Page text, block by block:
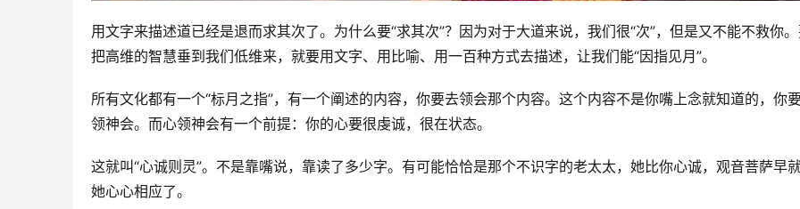
用文字来描述道已经是退而求其次了。为什么要“求其次”？因为对于大道来说，我们很“次”，但是又不能不救你
把高维的智慧垂到我们低维来，就要用文字、用比喻、用一百种方式去描述，让我们能“因指见月”。
所有文化都有一个“标月之指”，有一个阐述的内容，你要去领会那个内容。这个内容不是你嘴上念就知道的，你
领神会。而心领神会有一个前提：你的心要很虔诚，很在状态。
这就叫“心诚则灵”。不是靠嘴说，靠读了多少字。有可能恰恰是那个不识字的老太太，她比你心诚，观音菩萨早
她心心相应了。